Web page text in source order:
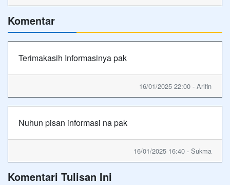
Komentar
Terimakasih Informasinya pak
16/01/2025 22:00 - Arifin
Nuhun pisan informasi na pak
16/01/2025 16:40 - Sukma
Komentari Tulisan Ini